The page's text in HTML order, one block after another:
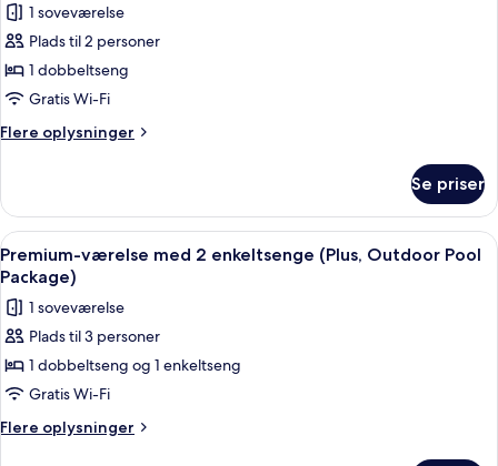
af
Premium-
dobbeltværelse
-
1
Pool
Package)
1 soveværelse
Plads til 2 personer
1 dobbeltseng
Gratis Wi-Fi
Flere oplysninger
Flere
dobbeltværelse
1
soveværelse
(Outdoor
Pool
Package)
Se priser
Indlæs
alle
billeder
af
Premium-
værelse
med
2
Et hotel kaldet MAISON GLAD med
10
Premium-værelse med 2 enkeltsenge (Plus, Outdoor Pool
Package)
1 soveværelse
Plads til 3 personer
1 dobbeltseng og 1 enkeltseng
Gratis Wi-Fi
Flere oplysninger
Flere